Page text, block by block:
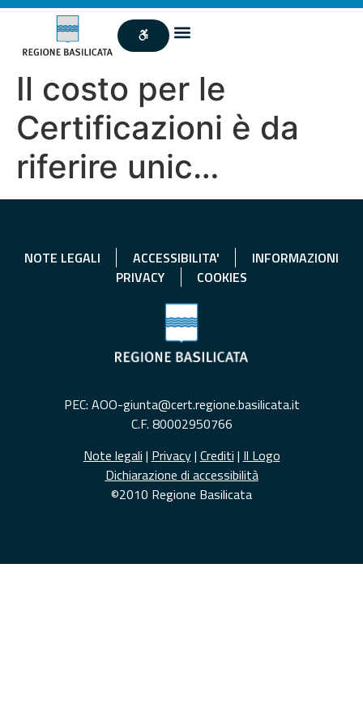
Il costo per le
Certificazioni è da
riferire unic…
NOTE LEGALI ACCESSIBILITA'
INFORMAZIONI
PRIVACY
COOKIES
PEC: AOO-giunta@cert.regione.basilicata.it
C.F. 80002950766
Note legali | Privacy| Crediti | Il Logo
Dichiarazione di accessibilità
©2010 Regione Basilicata